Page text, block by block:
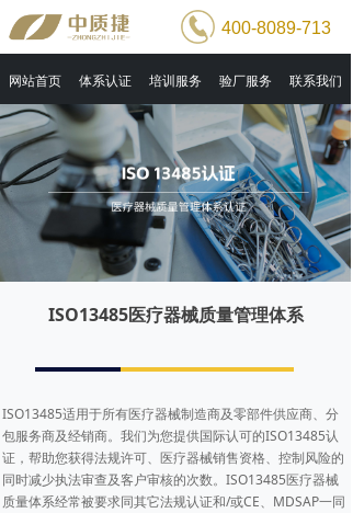
网站首页 体系认证 培训服务 验厂服务 联系我们
400-8089-713
ISO13485医疗器械质量管理体系
ISO13485适用于所有医疗器械制造商及零部件供应商、分
包服务商及经销商。我们为您提供国际认可的ISO13485认
证，帮助您获得法规许可、医疗器械销售资格、控制风险的
同时减少执法审查及客户审核的次数。ISO13485医疗器械
质量体系经常被要求同其它法规认证和/或CE、MDSAP一同